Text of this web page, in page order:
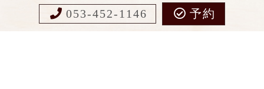
053-452-1146 予約